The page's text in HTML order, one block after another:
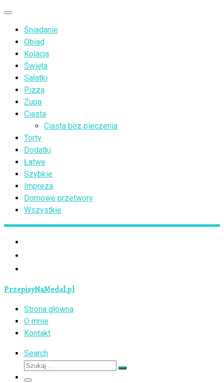
Przejdź
treści
Menu
Śniadanie
Obiad
Kolacja
Święta
Sałatki
Pizza
Zupa
Ciasta
Ciasta bez pieczenia
Torty
Dodatki
Łatwe
Szybkie
Impreza
Domowe przetwory
Wszystkie
PrzepisyNaMedal.pl
Strona główna
O mnie
Kontakt
Search
Szukaj
Szukaj